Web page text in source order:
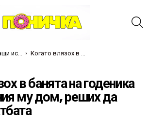
Когато влязох в банята на годеника си в семейния му дом, реших да отменя сватбата
в банята на годеника
му дом, реших да